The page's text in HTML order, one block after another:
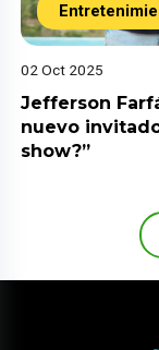
02 Oct 2025
Jefferson
nuevo invitado
show?”